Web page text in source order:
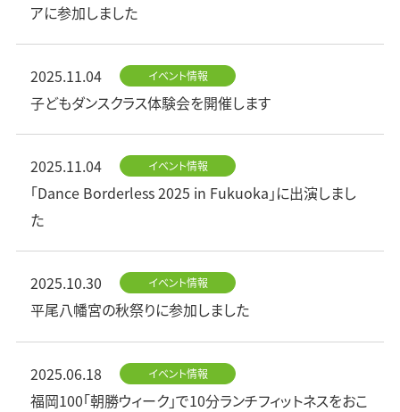
アに参加しました
2025.11.04 イベント情報
子どもダンスクラス体験会を開催します
2025.11.04 イベント情報
「Dance Borderless 2025 in Fukuoka」に出演しまし
た
2025.10.30 イベント情報
平尾八幡宮の秋祭りに参加しました
2025.06.18 イベント情報
福岡100「朝勝ウィーク」で10分ランチフィットネスをおこ